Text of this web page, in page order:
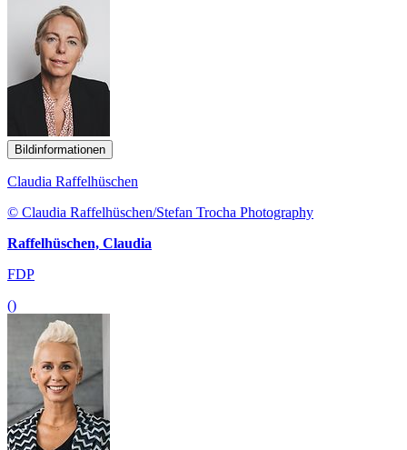
Bildinformationen
Claudia Raffelhüschen
© Claudia Raffelhüschen/Stefan Trocha Photography
Raffelhüschen, Claudia
FDP
()